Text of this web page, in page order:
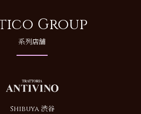
Group
系列店舗
Shibuya 渋谷